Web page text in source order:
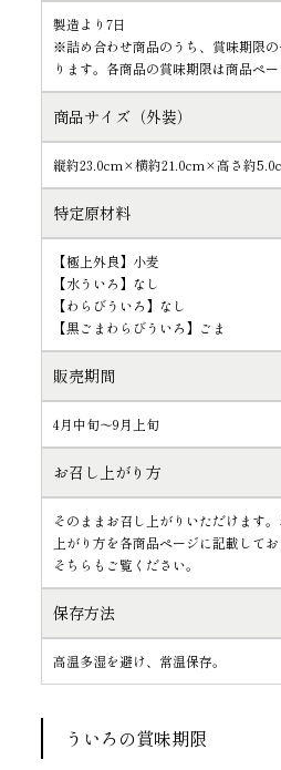
製造より7日
※詰め合わせ商品のうち、賞味期限
ります。各商品の賞味期限は商品ペー
商品サイズ（外装）
縦約23.0cm×横約21.0cm×高さ約
特定原材料
【極上外良】小麦
【水ういろ】なし
【わらびういろ】なし
【黒ごまわらびういろ】ごま
販売期間
4月中旬～9月上旬
お召し上がり方
そのままお召し上がりいただけます
上がり方を各商品ページに記載して
そちらもご覧ください。
保存方法
高温多湿を避け、常温保存。
ういろの賞味期限